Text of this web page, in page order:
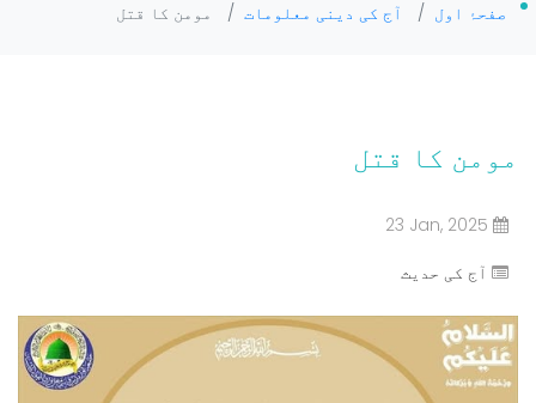
صفحۂ اول / آج کی دینی معلومات / مومن کا قتل
مومن کا قتل
23 Jan, 2025
آج کی حدیث